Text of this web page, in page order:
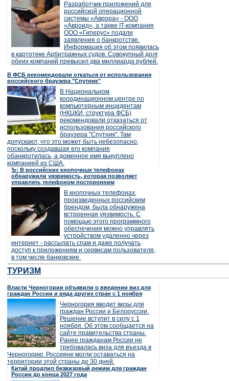
Разработчик приложений для
российской операционной
системы «Аврора» - ООО
«Авроид», а также IT-компания
ООО «Гиперус» подали
заявления о банкротстве.
Информация об этом появилась
в картотеке Арбитражных судов. Совокупный долг
обеих компаний превысил два миллиарда рублей.
В ФСБ рекомендовали откаться от использования
российского браузера "Спутник"
В Национальном
координационном центре по
компьютерным инцидентам
(НКЦКИ, структура ФСБ)
рекомендовали отказаться от
использования российского
браузера "Спутник". Там
допускают, что это может быть небезопасно,
поскольку создавшая его компания
обанкротилась, а доменное имя выкуплено
компанией из США.
Ъ: В российских кнопочных телефонах
обнаружили уязвимость, которая позволяет
управлять телефоном посторонним
В кнопочных телефонах,
произведенных российским
брендом, была обнаружена
встроенная уязвимость. С
помощью этого программного
обеспечения можно управлять
устройством удаленно через
интернет - рассылать спам и даже получать
доступ к приложениям и сервисам пользователя,
в том числе банковские.
ТУРИЗМ
Власти Черногории объявили о введении виз для
граждан России и ряда других стран с 1 ноября
Черногория вводит визы для
граждан России и Белоруссии.
Решение вступит в силу с 1
ноября. Об этом сообщается на
сайте правительства страны.
Ранее гражданам России не
требовалась виза для въезда в
Черногорию. Россияне могли оставаться на
территории этой страны до 30 дней.
Китай продлил безвизовый режим для граждан
России до конца 2027 года